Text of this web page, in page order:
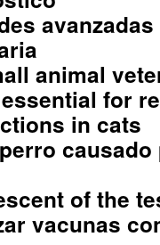
animal
for
in cats
of the
vacunas